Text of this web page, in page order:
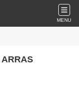
MENU